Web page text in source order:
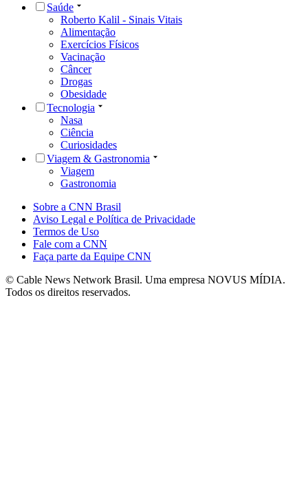
Saúde
Roberto Kalil - Sinais Vitais
Alimentação
Exercícios Físicos
Vacinação
Câncer
Drogas
Obesidade
Tecnologia
Nasa
Ciência
Curiosidades
Viagem & Gastronomia
Viagem
Gastronomia
Sobre a CNN Brasil
Aviso Legal e Política de Privacidade
Termos de Uso
Fale com a CNN
Faça parte da Equipe CNN
© Cable News Network Brasil. Uma empresa NOVUS MÍDIA.
Todos os direitos reservados.